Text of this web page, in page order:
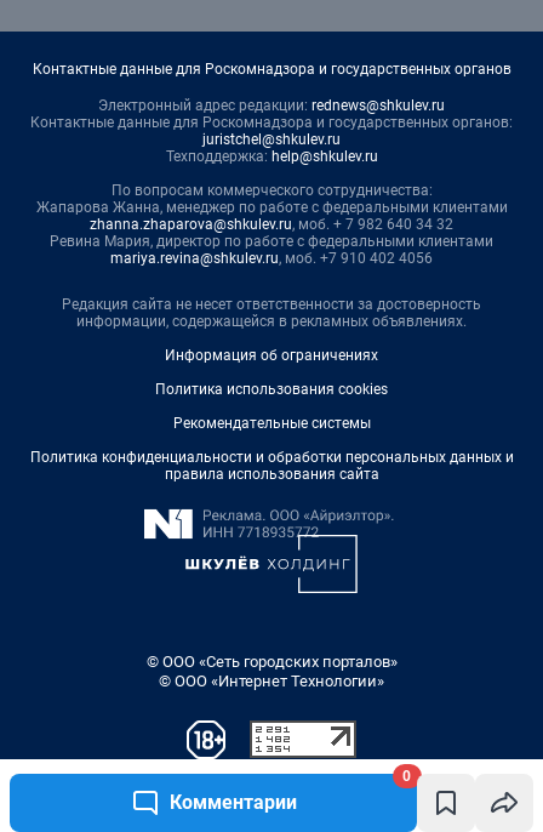
Комментарии
0
Контактные данные для Роскомнадзора и государственных органов
Электронный адрес редакции: rednews@shkulev.ru
Контактные данные для Роскомнадзора и государственных органов:
juristchel@shkulev.ru
Техподдержка: help@shkulev.ru
По вопросам коммерческого сотрудничества:
Жапарова Жанна, менеджер по работе с федеральными клиентами
zhanna.zhaparova@shkulev.ru, моб. + 7 982 640 34 32
Ревина Мария, директор по работе с федеральными клиентами
mariya.revina@shkulev.ru, моб. +7 910 402 4056
Редакция сайта не несет ответственности за достоверность
информации, содержащейся в рекламных объявлениях.
Информация об ограничениях
Политика использования cookies
Рекомендательные системы
Политика конфиденциальности и обработки персональных данных и
правила использования сайта
© ООО «Сеть городских порталов»
© ООО «Интернет Технологии»